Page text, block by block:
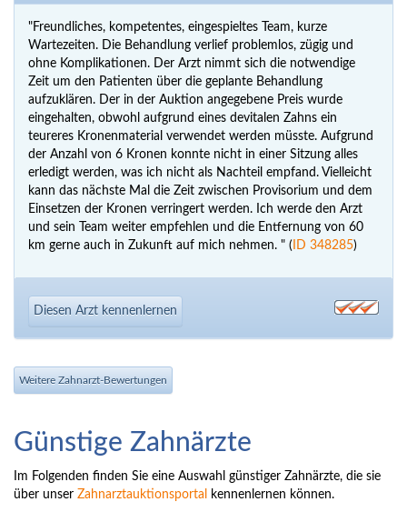
"Freundliches, kompetentes, eingespieltes Team, kurze
Wartezeiten. Die Behandlung verlief problemlos, zügig und
ohne Komplikationen. Der Arzt nimmt sich die notwendige
Zeit um den Patienten über die geplante Behandlung
aufzuklären. Der in der Auktion angegebene Preis wurde
eingehalten, obwohl aufgrund eines devitalen Zahns ein
teureres Kronenmaterial verwendet werden müsste. Aufgrund
der Anzahl von 6 Kronen konnte nicht in einer Sitzung alles
erledigt werden, was ich nicht als Nachteil empfand. Vielleicht
kann das nächste Mal die Zeit zwischen Provisorium und dem
Einsetzen der Kronen verringert werden. Ich werde den Arzt
und sein Team weiter empfehlen und die Entfernung von 60
km gerne auch in Zukunft auf mich nehmen. " ( ID 348285)
Diesen Arzt kennenlernen
Weitere Zahnarzt-Bewertungen
Günstige Zahnärzte
Im Folgenden finden Sie eine Auswahl günstiger Zahnärzte, die sie
über unser Zahnarztauktionsportal kennenlernen können.